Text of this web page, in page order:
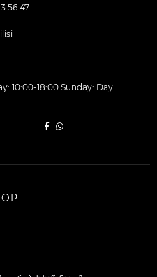
56 47
39b, Tbilisi